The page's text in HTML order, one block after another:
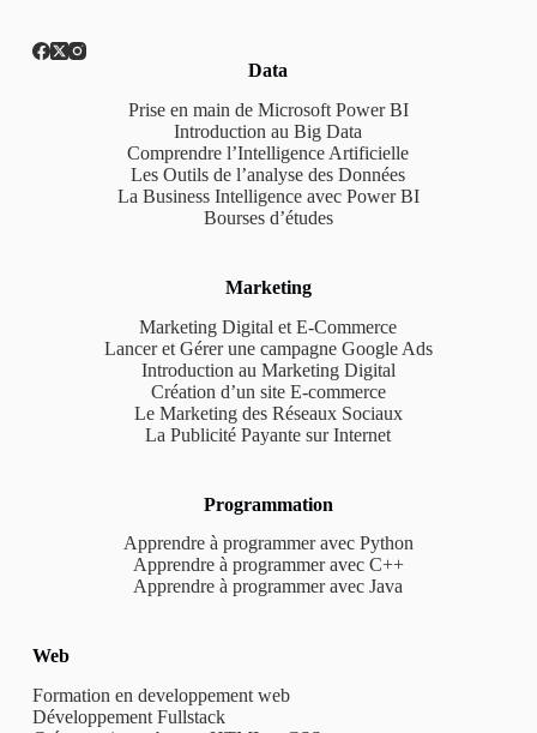
Data
Prise en main de Microsoft Power BI
Introduction au Big Data
Comprendre l’Intelligence Artificielle
Les Outils de l’analyse des Données
La Business Intelligence avec Power BI
Bourses d’études
Marketing
Marketing Digital et E-Commerce
Lancer et Gérer une campagne Google Ads
Introduction au Marketing Digital
Création d’un site E-commerce
Le Marketing des Réseaux Sociaux
La Publicité Payante sur Internet
Programmation
Apprendre à programmer avec Python
Apprendre à programmer avec C++
Apprendre à programmer avec Java
Web
Formation en developpement web
Développement Fullstack